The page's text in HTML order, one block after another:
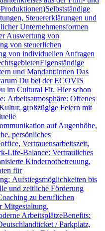
Steuererklärungen und
Unternehmensformen
Auswertung von
von steuerlichen
von individuellen Anfragen
und Mandant:innen Das
Du bei der ECOVIS
im Cultural Fit. Hier schon
Arbeitsatmosphäre: Offenes
großzügige Feiern mit
auf Augenhöhe,
persönliches
Vertrauensarbeitszeit,
Life-Balance: Vertrauliches
Kindernotbetreuung,
für
Aufstiegsmöglichkeiten bis
und zeitliche Förderung
zu beruflichen
Mitgestaltung,
ArbeitsplätzeBenefits:
/ Parkplatz,